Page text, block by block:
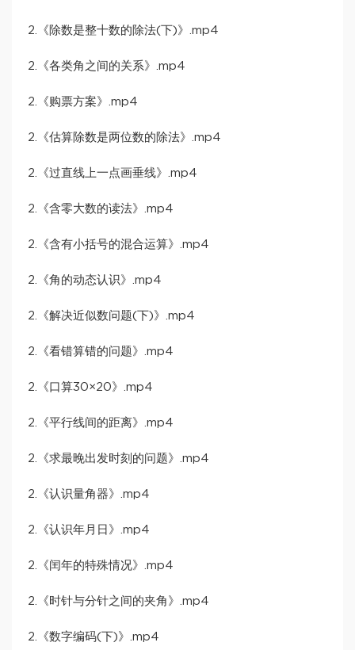
2.《除数是整十数的除法(下)》.mp4
2.《各类角之间的关系》.mp4
2.《购票方案》.mp4
2.《估算除数是两位数的除法》.mp4
2.《过直线上一点画垂线》.mp4
2.《含零大数的读法》.mp4
2.《含有小括号的混合运算》.mp4
2.《角的动态认识》.mp4
2.《解决近似数问题(下)》.mp4
2.《看错算错的问题》.mp4
2.《口算30×20》.mp4
2.《平行线间的距离》.mp4
2.《求最晚出发时刻的问题》.mp4
2.《认识量角器》.mp4
2.《认识年月日》.mp4
2.《闰年的特殊情况》.mp4
2.《时针与分针之间的夹角》.mp4
2.《数字编码(下)》.mp4